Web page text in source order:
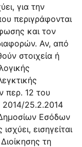
για την
περιγράφονται
και τον
Αν, από
στοιχεία ή
περ. 12 του
2014/25.2.2014
Εσόδων
εισηγείται
τη